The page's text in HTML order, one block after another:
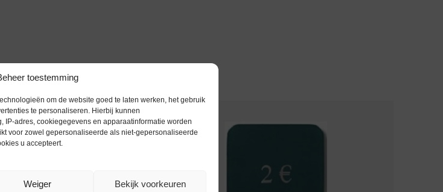
toestemming
om de website goed te laten werken, het gebruik
te personaliseren. Hierbij kunnen
IP-adres, cookiegegevens en apparaatinformatie worden
voor zowel gepersonaliseerde als niet-gepersonaliseerde
u accepteert.
Weiger Bekijk voorkeuren